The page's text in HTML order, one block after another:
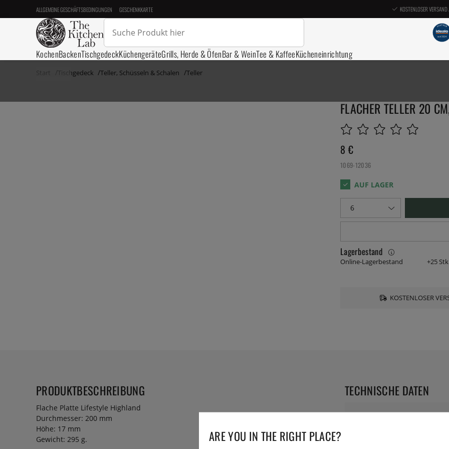
ALLGEMEINE GESCHÄFTSBEDINGUNGEN GESCHENKKARTE KOSTENLOSER
KochenBackenTischgedeckKüchengeräteGrills, Herde & ÖfenBar & WeinTee & KaffeeKücheneinrichtung
Start Tischgedeck Teller, Schüsseln & Schalen Teller
FLACHER TELLER 20
8 €
1069-12036
Lagerbestand
Online-Lagerbestand +25
KOSTENLOSER
PRODUKTBESCHREIBUNG
Flache Platte Lifestyle Highland
Durchmesser: 200 mm
Höhe: 17 mm
Gewicht: 295 g.
TECHNISCHE DATEN
Durchmesser:
ARE YOU IN THE RIGHT PLACE?